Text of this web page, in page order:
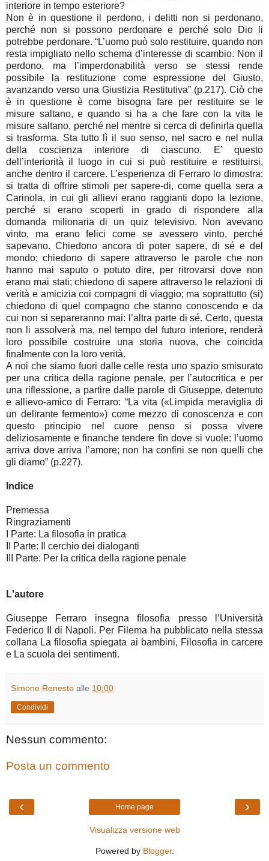
interiore in tempo esteriore?
Non è in questione il perdono, i delitti non si perdonano,
perché non si possono perdonare e perché solo Dio li
potrebbe perdonare. “L’uomo può solo restituire, quando non
resta impigliato nello schema d’interesse di scambio. Non il
perdono, ma l’imperdonabilità verso se stessi rende
possibile la restituzione come espressione del Giusto,
avanzando verso una Giustizia Restitutiva” (p.217). Ciò che
è in questione è come bisogna fare per restituire se le
misure saltano, e quando si ha a che fare con la vita le
misure saltano, perché nel mentre si cerca di definirla quella
si trasforma. Sta tutto lì il suo senso, nel sacro e nel nulla
della coscienza interiore di ciascuno. E’ questo
dell’interiorità il luogo in cui si può restituire e restituirsi,
anche dentro il carcere. L’esperienza di Ferraro lo dimostra:
si tratta di offrire stimoli per sapere-di, come quella sera a
Carinola, in cui gli allievi erano raggianti dopo la lezione,
perché si erano scoperti in grado di rispondere alla
domanda milionaria di un quiz televisivo. Non avevano
vinto, ma erano felici come se avessero vinto, perché
sapevano. Chiedono ancora di poter sapere, di sé e del
mondo; chiedono di sapere attraverso le parole che non
hanno mai saputo o potuto dire, per ritrovarsi dove non
erano mai stati; chiedono di sapere attraverso le relazioni di
verità e amicizia coi compagni di viaggio; ma soprattutto (si)
chiedono di quel compagno che stanno conoscendo e da
cui non si separeranno mai: l’altra parte di sé. Certo, questa
non li assolverà ma, nel tempo del futuro interiore, renderà
loro possibile costruire una storia nuova, che coincida
finalmente con la loro verità.
A noi che siamo fuori dalle celle resta uno spazio smisurato
per una critica della ragione penale, per l’autocritica e per
una riflessione, a partire dalle parole di Giuseppe, detenuto
e allievo-amico di Ferraro: “La vita («Limpida meraviglia di
un delirante fermento») come mezzo di conoscenza e con
questo principio nel cuore penso si possa vivere
deliziosamente e finanche tendere fin dove si vuole: l’uomo
arriva dove arriva l’amore; non ha confini se non quelli che
gli diamo” (p.227).
Indice
Premessa
Ringraziamenti
I Parte: La filosofia in pratica
II Parte: Il cerchio dei dialoganti
III Parte: Per la critica della ragione penale
L'autore
Giuseppe Ferraro insegna filosofia presso l’Università
Federico II di Napoli. Per Filema ha pubblicato nella stessa
collana La filosofia spiegata ai bambini, Filosofia in carcere
e La scuola dei sentimenti.
Simone Renesto alle 10:00
Condividi
Nessun commento:
Posta un commento
‹ ›
Home page
Visualizza versione web
Powered by Blogger.